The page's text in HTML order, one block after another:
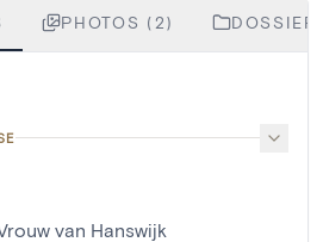
PHOTOS (2)
van Hanswijk